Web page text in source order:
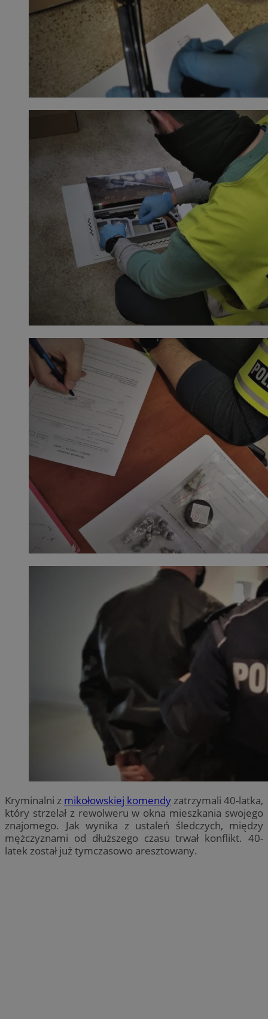
Kryminalni z mikołowskiej komendyzatrzymali 40-latka,
który strzelał z rewolweru w okna mieszkania swojego
znajomego. Jak wynika z ustaleń śledczych, między
mężczyznami od dłuższego czasu trwał konflikt. 40-
latek został już tymczasowo aresztowany.